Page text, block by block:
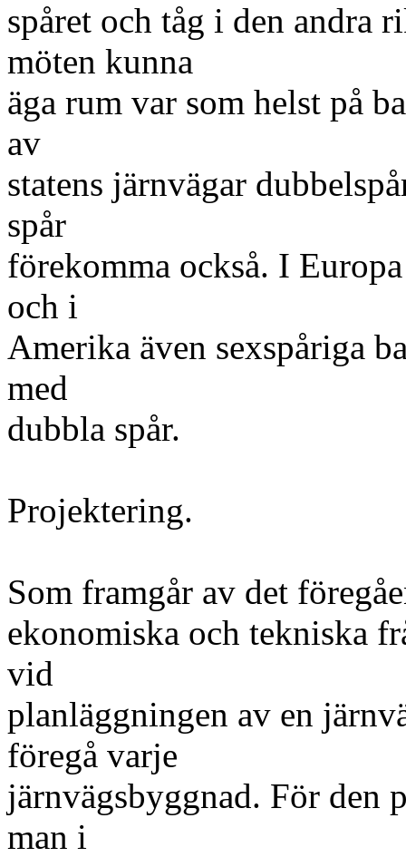
spåret och tåg i den andra
möten kunna
äga rum var som helst på
av
statens järnvägar
spår
förekomma också. I
och i
Amerika även sexspåriga
med
dubbla spår.
Projektering.
Som framgår av det
ekonomiska och tekniska
vid
planläggningen av en
föregå varje
järnvägsbyggnad. För den
man i